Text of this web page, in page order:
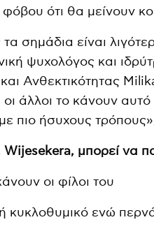
ότι θα μείνουν
σημάδια είναι
ψυχολόγος και
Ανθεκτικότητας
άλλοι το κάνουν
πιο ήσυχους
μπορεί να
οι φίλοι του
κυκλοθυμικό ενώ